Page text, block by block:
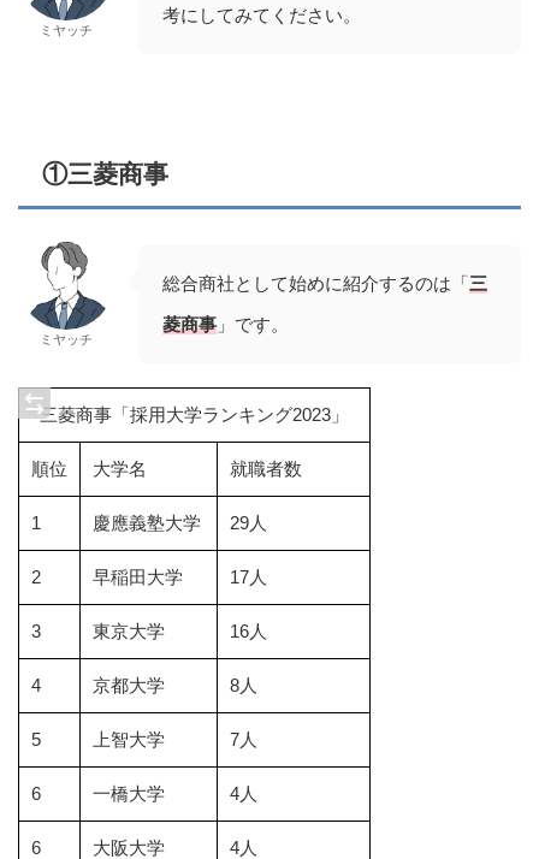
ミヤッチ
考にしてみてください。
①三菱商事
ミヤッチ
総合商社として始めに紹介するのは「三
菱商事 」です。
三菱商事「採用大学ランキング2023」
順位 大学名 就職者数
1 慶應義塾大学 29人
2 早稲田大学 17人
3 東京大学 16人
4 京都大学 8人
5 上智大学 7人
6 一橋大学 4人
6 大阪大学 4人